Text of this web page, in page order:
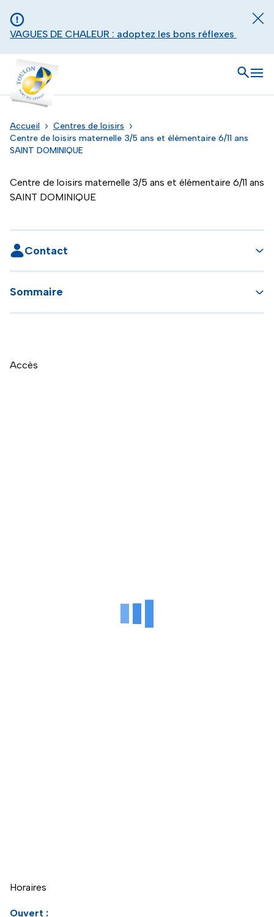
VAGUES DE CHALEUR : adoptez les bons réflexes
Toulon - Port du levant, retour à l'accueil
Ouvrir
Accueil
Centres de loisirs
Centre de loisirs maternelle 3/5 ans et élémentaire 6/11 ans
SAINT DOMINIQUE
Centre de loisirs maternelle 3/5 ans et élémentaire 6/11 ans
SAINT DOMINIQUE
Contact
Sommaire
Accès
Horaires
Ouvert :